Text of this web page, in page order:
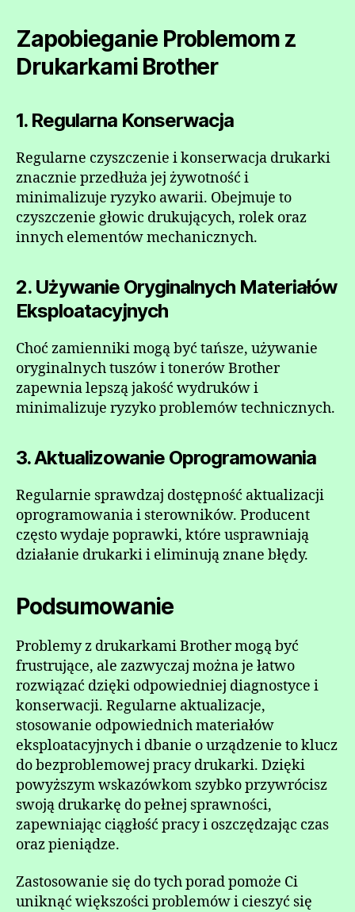
Zapobieganie Problemom z
Drukarkami Brother
1. Regularna Konserwacja
Regularne czyszczenie i konserwacja drukarki
znacznie przedłuża jej żywotność i
minimalizuje ryzyko awarii. Obejmuje to
czyszczenie głowic drukujących, rolek oraz
innych elementów mechanicznych.
2. Używanie Oryginalnych Materiałów
Eksploatacyjnych
Choć zamienniki mogą być tańsze, używanie
oryginalnych tuszów i tonerów Brother
zapewnia lepszą jakość wydruków i
minimalizuje ryzyko problemów technicznych.
3. Aktualizowanie Oprogramowania
Regularnie sprawdzaj dostępność aktualizacji
oprogramowania i sterowników. Producent
często wydaje poprawki, które usprawniają
działanie drukarki i eliminują znane błędy.
Podsumowanie
Problemy z drukarkami Brother mogą być
frustrujące, ale zazwyczaj można je łatwo
rozwiązać dzięki odpowiedniej diagnostyce i
konserwacji. Regularne aktualizacje,
stosowanie odpowiednich materiałów
eksploatacyjnych i dbanie o urządzenie to klucz
do bezproblemowej pracy drukarki. Dzięki
powyższym wskazówkom szybko przywrócisz
swoją drukarkę do pełnej sprawności,
zapewniając ciągłość pracy i oszczędzając czas
oraz pieniądze.
Zastosowanie się do tych porad pomoże Ci
uniknąć większości problemów i cieszyć się